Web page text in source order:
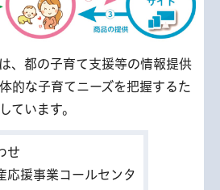
、都の子育て支援等の情報提供
的な子育てニーズを把握するた
ています。
せ
応援事業コールセンタ